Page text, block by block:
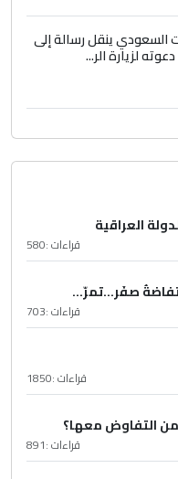
السعودي ينقل رسالة إلى
لزيارة الر...
العراقية
قراءات :580
صفَر…تمرّ...
قراءات :703
قراءات :1850
من التفاوض معها؟
قراءات :891